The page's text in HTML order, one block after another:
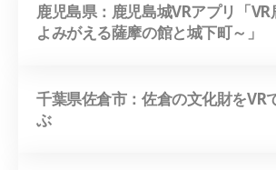
鹿児島県：鹿児島城VRアプリ「VR
よみがえる薩摩の館と城下町～」
千葉県佐倉市：佐倉の文化財をVR
ぶ